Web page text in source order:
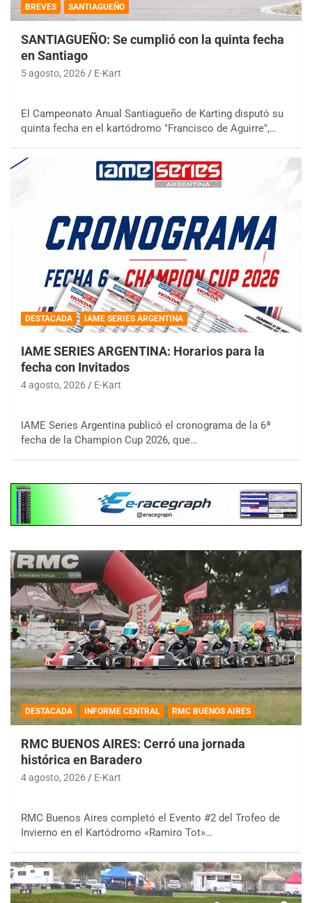
BREVES SANTIAGUEÑO
SANTIAGUEÑO: Se cumplió con la quinta fecha
en Santiago
5 agosto, 2026 E-Kart
El Campeonato Anual Santiagueño de Karting disputó su
quinta fecha en el kartódromo "Francisco de Aguirre",…
DESTACADA IAME SERIES ARGENTINA
IAME SERIES ARGENTINA: Horarios para la
fecha con Invitados
4 agosto, 2026 E-Kart
IAME Series Argentina publicó el cronograma de la 6ª
fecha de la Champion Cup 2026, que…
DESTACADA INFORME CENTRAL RMC BUENOS AIRES
RMC BUENOS AIRES: Cerró una jornada
histórica en Baradero
4 agosto, 2026 E-Kart
RMC Buenos Aires completó el Evento #2 del Trofeo de
Invierno en el Kartódromo «Ramiro Tot»…